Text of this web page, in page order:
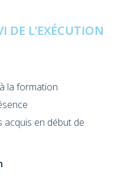
DE L’EXÉCUTION
la formation
acquis en début de